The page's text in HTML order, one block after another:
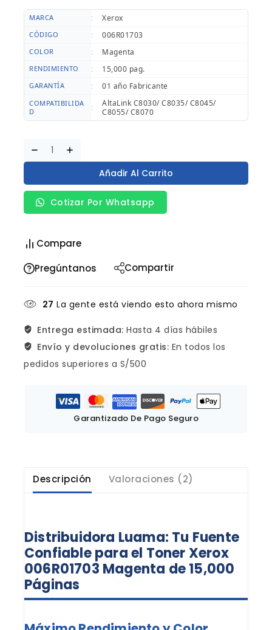
MARCA : Xerox
CÓDIGO : 006R01703
COLOR : Magenta
RENDIMIENTO : 15,000 pag.
GARANTÍA : 01 año Fabricante
COMPATIBILIDA
D
:
AltaLink C8030/ C8035/ C8045/
C8055/ C8070
Añadir Al Carrito
Cotizar Por Whatsapp
Compare
Pregúntanos
Compartir
27 La gente está viendo esto ahora mismo
Entrega estimada: Hasta 4 días hábiles
Envío y devoluciones gratis: En todos los
pedidos superiores a S/500
Garantizado De Pago Seguro
Descripción Valoraciones (2)
Distribuidora Luama: Tu Fuente
Confiable para el Toner Xerox
006R01703 Magenta de 15,000
Páginas